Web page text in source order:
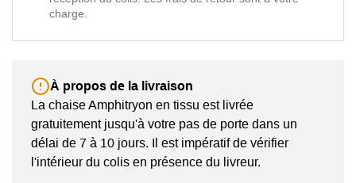
charge.
À propos de la livraison
La chaise Amphitryon en tissu est livrée
gratuitement jusqu'à votre pas de porte dans un
délai de 7 à 10 jours. Il est impératif de vérifier
l'intérieur du colis en présence du livreur.